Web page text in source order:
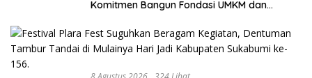
Komitmen Bangun Fondasi UMKM dan